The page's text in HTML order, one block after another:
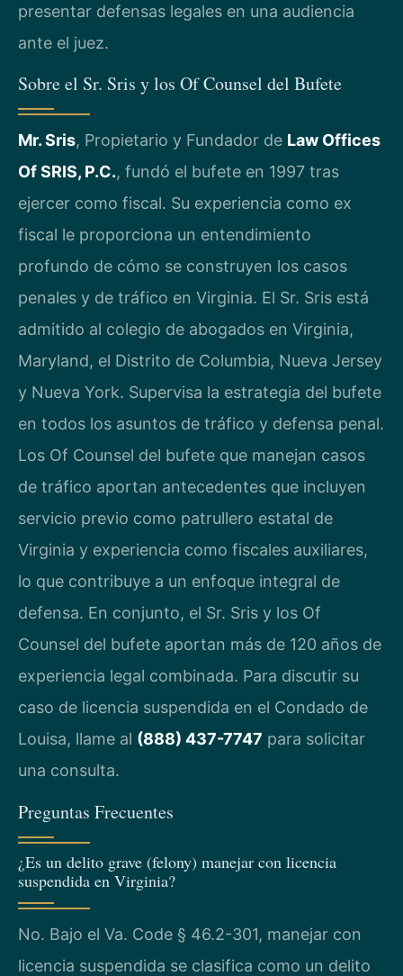
presentar defensas legales en una audiencia
ante el juez.
Sobre el Sr. Sris y los Of Counsel del Bufete
Mr. Sris, Propietario y Fundador de Law Offices
Of SRIS, P.C., fundó el bufete en 1997 tras
ejercer como fiscal. Su experiencia como ex
fiscal le proporciona un entendimiento
profundo de cómo se construyen los casos
penales y de tráfico en Virginia. El Sr. Sris está
admitido al colegio de abogados en Virginia,
Maryland, el Distrito de Columbia, Nueva Jersey
y Nueva York. Supervisa la estrategia del bufete
en todos los asuntos de tráfico y defensa penal.
Los Of Counsel del bufete que manejan casos
de tráfico aportan antecedentes que incluyen
servicio previo como patrullero estatal de
Virginia y experiencia como fiscales auxiliares,
lo que contribuye a un enfoque integral de
defensa. En conjunto, el Sr. Sris y los Of
Counsel del bufete aportan más de 120 años de
experiencia legal combinada. Para discutir su
caso de licencia suspendida en el Condado de
Louisa, llame al (888) 437-7747 para solicitar
una consulta.
Preguntas Frecuentes
¿Es un delito grave (felony) manejar con licencia
suspendida en Virginia?
No. Bajo el Va. Code § 46.2-301, manejar con
licencia suspendida se clasifica como un delito